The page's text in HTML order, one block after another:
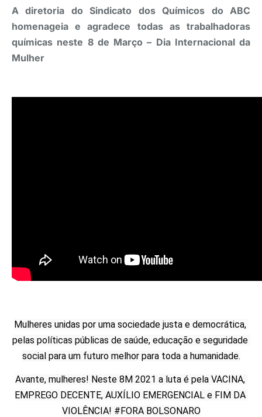
A diretoria do Sindicato dos Químicos do ABC
homenageia e agradece todas as trabalhadoras
químicas neste 8 de Março – Dia Internacional da
Mulher
Mulheres unidas por uma sociedade justa e democrática,
pelas políticas públicas de saúde, educação e seguridade
social para um futuro melhor para toda a humanidade.
Avante, mulheres! Neste 8M 2021 a luta é pela VACINA,
EMPREGO DECENTE, AUXÍLIO EMERGENCIAL e FIM DA
VIOLÊNCIA! #FORA BOLSONARO